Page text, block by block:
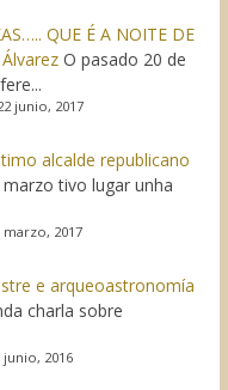
QUE É A NOITE DE
O pasado 20 de
junio, 2017
alcalde republicano
tivo lugar unha
2017
e arqueoastronomía
charla sobre
2016